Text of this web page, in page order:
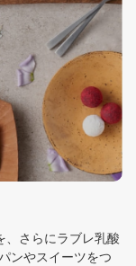
、さらにラブレ乳酸
ンやスイーツをつ